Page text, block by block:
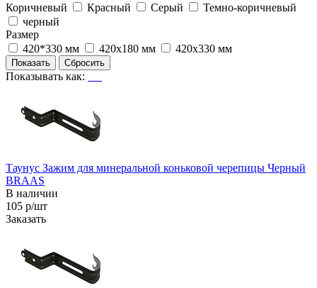
Коричневый
Красный Серый
Темно-коричневый
черный
Размер
420*330 мм
420х180 мм 420х330 мм
Показывать как:
Таунус Зажим для минеральной коньковой черепицы Черный
BRAAS
В наличии
105 р/шт
Заказать